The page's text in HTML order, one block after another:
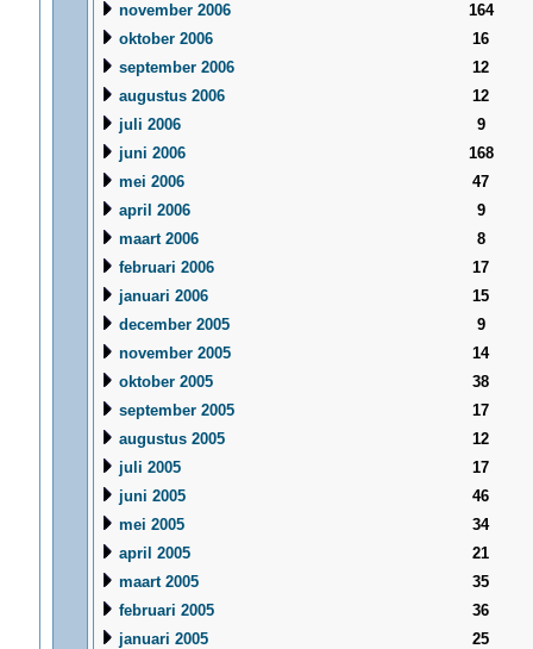
november 2006
164
oktober 2006
16
september 2006
12
augustus 2006
12
juli 2006
9
juni 2006
168
mei 2006
47
april 2006
9
maart 2006
8
februari 2006
17
januari 2006
15
december 2005
9
november 2005
14
oktober 2005
38
september 2005
17
augustus 2005
12
juli 2005
17
juni 2005
46
mei 2005
34
april 2005
21
maart 2005
35
februari 2005
36
januari 2005
25